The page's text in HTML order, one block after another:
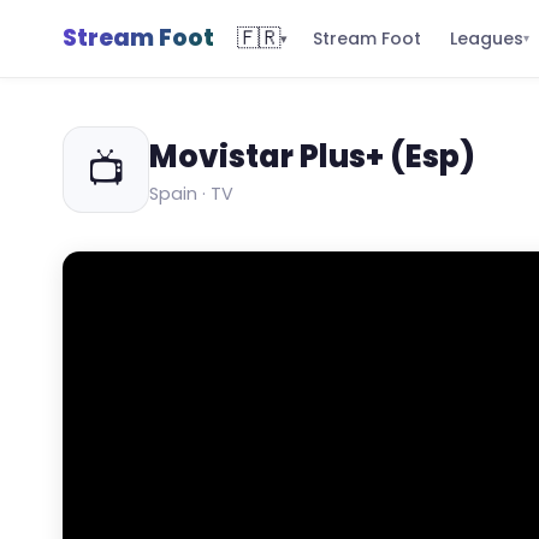
Stream Foot 🇫🇷▾ Stream Foot Leagues▾
📺 Movistar Plus+ (Esp)
Spain · TV